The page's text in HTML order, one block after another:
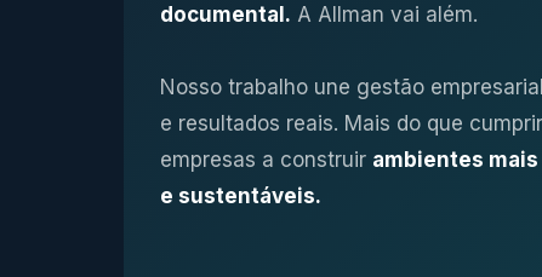
documental. A Allman vai além.
Nosso trabalho une gestão
e resultados reais. Mais do que
empresas a construir ambientes
e sustentáveis.